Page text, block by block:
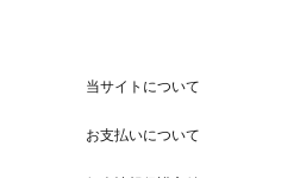
当サイトについて
お支払いについて